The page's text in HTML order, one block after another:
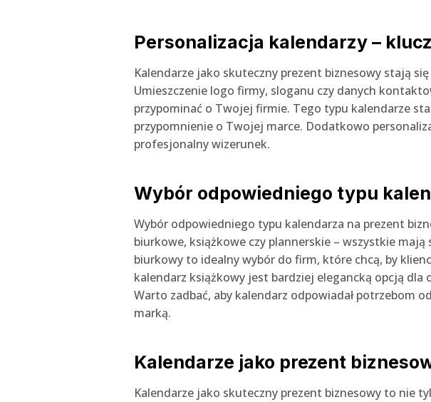
Personalizacja kalendarzy –
Kalendarze jako skuteczny prezent biznesowy stają
Umieszczenie logo firmy, sloganu czy danych
przypominać o Twojej firmie. Tego typu kalendarze
przypomnienie o Twojej marce. Dodatkowo
profesjonalny wizerunek.
Wybór odpowiedniego typu
Wybór odpowiedniego typu kalendarza na prezent
biurkowe, książkowe czy plannerskie – wszystkie
biurkowy to idealny wybór do firm, które chcą, by
kalendarz książkowy jest bardziej elegancką opcją
Warto zadbać, aby kalendarz odpowiadał potrzebom
marką.
Kalendarze jako prezent
Kalendarze jako skuteczny prezent biznesowy to nie